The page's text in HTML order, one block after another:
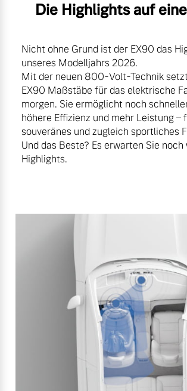
Die Highlights auf
Nicht ohne Grund ist der EX90 das
unseres Modelljahrs 2026.
Mit der neuen 800-Volt-Technik
EX90 Maßstäbe für das elektrische
morgen. Sie ermöglicht noch
höhere Effizienz und mehr Leistung –
souveränes und zugleich sportliches
Und das Beste? Es erwarten Sie
Highlights.